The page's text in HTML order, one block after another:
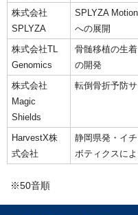
株式会社
SPLYZA
SPLYZA
への展開
株式会社TL
Genomics
骨髄移植の生
の開発
株式会社
Magic
Shields
転倒骨折予防
HarvestX株
式会社
静岡県発・イ
ボティクスに
※50音順